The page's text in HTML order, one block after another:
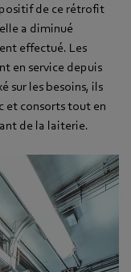
de ce rétrofit
a diminué
effectué. Les
en service depuis
sur les besoins, ils
et consorts tout en
de la laiterie.